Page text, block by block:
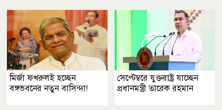
মির্জা ফখরুলই হচ্ছেন
বঙ্গভবনের নতুন বাসিন্দা!
সেপ্টেম্বরে যুক্তরাষ্ট্র যাচ্ছেন
প্রধানমন্ত্রী তারেক রহমান